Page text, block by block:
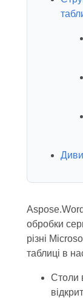
обробки
різні
таблиці в
Столи